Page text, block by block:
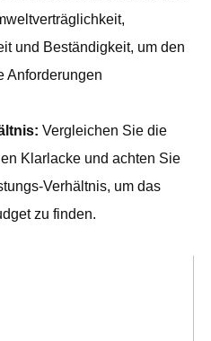
und Beständigkeit, um den
Anforderungen
Vergleichen Sie die
Klarlacke und achten Sie
Verhältnis, um das
zu finden.